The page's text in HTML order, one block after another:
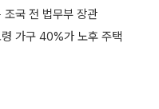
국 전 법무부 장관
령 가구 40%가 노후 주택